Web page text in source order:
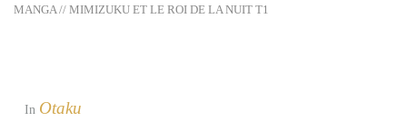
MANGA // MIMIZUKU ET LE ROI DE LA NUIT T1
In Otaku